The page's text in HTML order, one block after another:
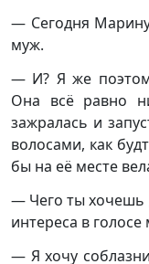
— Сегодня
муж.
— И? Я же
Она всё равно
зажралась и
волосами, как
бы на её месте
— Чего ты хочешь
интереса в
— Я хочу